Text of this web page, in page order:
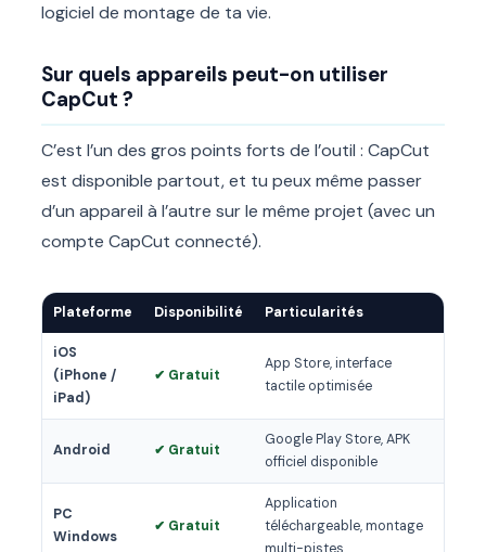
logiciel de montage de ta vie.
Sur quels appareils peut-on utiliser
CapCut ?
C’est l’un des gros points forts de l’outil : CapCut
est disponible partout, et tu peux même passer
d’un appareil à l’autre sur le même projet (avec un
compte CapCut connecté).
Plateforme Disponibilité Particularités
iOS
(iPhone /
iPad)
✔ Gratuit
App Store, interface
tactile optimisée
Android ✔ Gratuit
Google Play Store, APK
officiel disponible
PC
Windows
✔ Gratuit
Application
téléchargeable, montage